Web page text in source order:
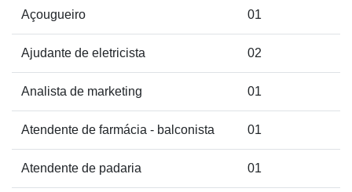
Açougueiro 01
Ajudante de eletricista 02
Analista de marketing 01
Atendente de farmácia - balconista 01
Atendente de padaria 01